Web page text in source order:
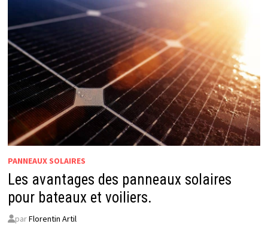
PANNEAUX SOLAIRES
Les avantages des panneaux solaires
pour bateaux et voiliers.
parFlorentin Artil